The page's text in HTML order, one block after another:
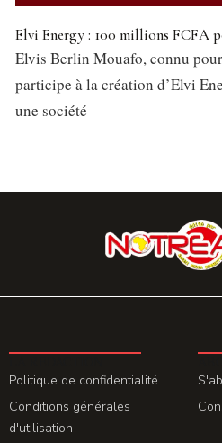
Elvi Energy : 100 millions FCFA
Elvis Berlin Mouafo, connu
participe à la création d’Elvi
une société
Politique de confidentialité
Conditions générales
d'utilisation